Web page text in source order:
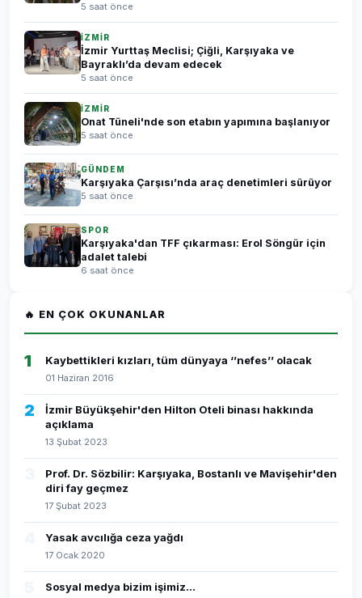
5 saat önce
İZMİR
İzmir Yurttaş Meclisi; Çiğli, Karşıyaka ve
Bayraklı’da devam edecek
5 saat önce
İZMİR
Onat Tüneli'nde son etabın yapımına başlanıyor
5 saat önce
GÜNDEM
Karşıyaka Çarşısı’nda araç denetimleri sürüyor
5 saat önce
SPOR
Karşıyaka'dan TFF çıkarması: Erol Söngür için
adalet talebi
6 saat önce
🔥 EN ÇOK OKUNANLAR
1 Kaybettikleri kızları, tüm dünyaya ‘’nefes’’ olacak
01 Haziran 2016
2
İzmir Büyükşehir'den Hilton Oteli binası hakkında
açıklama
13 Şubat 2023
Prof. Dr. Sözbilir: Karşıyaka, Bostanlı ve Mavişehir'den
diri fay geçmez
17 Şubat 2023
Yasak avcılığa ceza yağdı
17 Ocak 2020
Sosyal medya bizim işimiz...